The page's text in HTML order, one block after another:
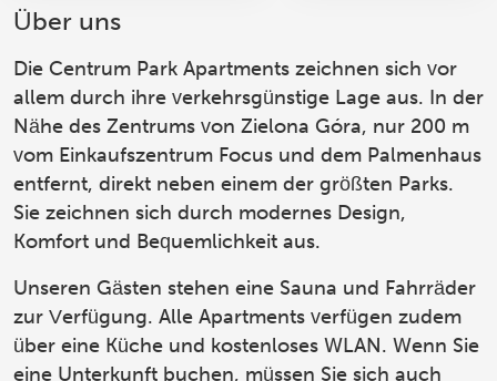
Über uns
Die Centrum Park Apartments zeichnen sich vor
allem durch ihre verkehrsgünstige Lage aus. In der
Nähe des Zentrums von Zielona Góra, nur 200 m
vom Einkaufszentrum Focus und dem Palmenhaus
entfernt, direkt neben einem der größten Parks.
Sie zeichnen sich durch modernes Design,
Komfort und Bequemlichkeit aus.
Unseren Gästen stehen eine Sauna und Fahrräder
zur Verfügung. Alle Apartments verfügen zudem
über eine Küche und kostenloses WLAN. Wenn Sie
eine Unterkunft buchen, müssen Sie sich auch